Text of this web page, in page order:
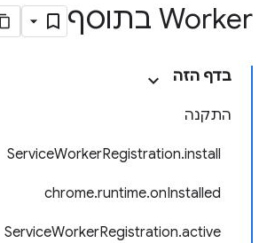
Worker בתוסף
בדף הזה
התקנה
ServiceWorkerRegistration.install
chrome.runtime.onInstalled
ServiceWorkerRegistration.active